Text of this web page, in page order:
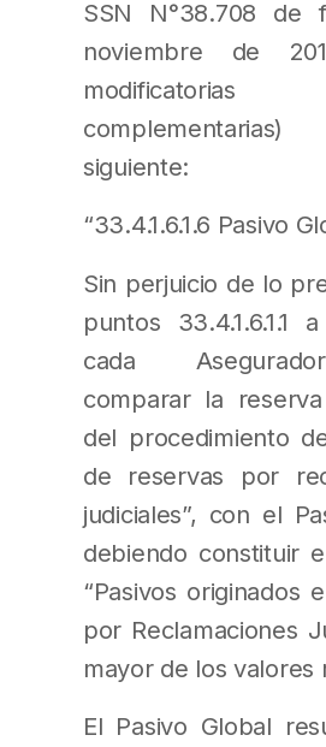
SSN N°38.708 de
noviembre de
siguiente:
“33.4.1.6.1.6 Pasivo
Sin perjuicio de lo
puntos 33.4.1.6.1.1 a
cada
comparar la
del procedimiento
de reservas por
judiciales”, con el
debiendo constituir
“Pasivos originados
por Reclamaciones
mayor de los valores
El Pasivo Global